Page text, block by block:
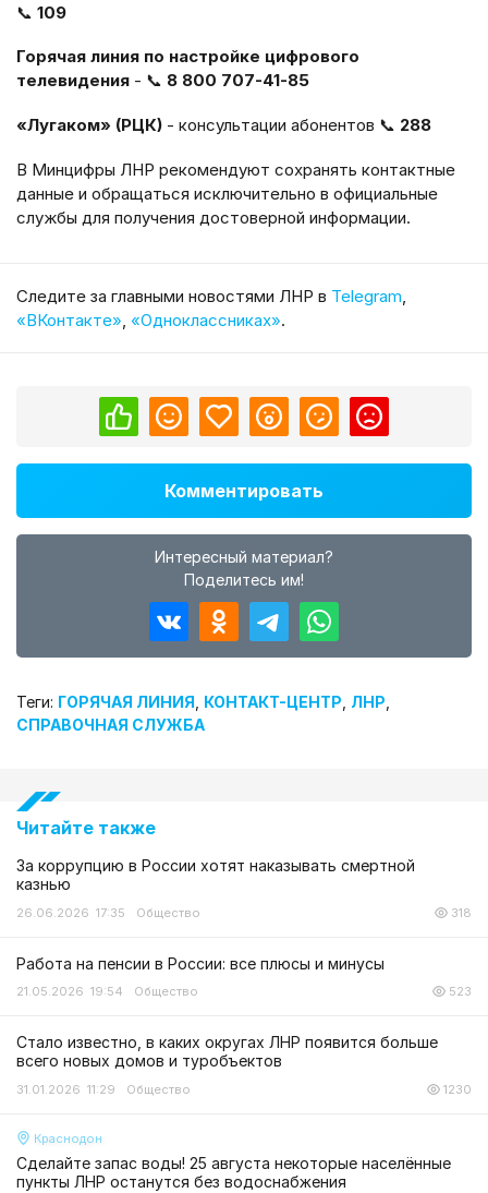
📞 109
Горячая линия по настройке цифрового
телевидения - 📞 8 800 707-41-85
«Лугаком» (РЦК) - консультации абонентов 📞 288
В Минцифры ЛНР рекомендуют сохранять контактные
данные и обращаться исключительно в официальные
службы для получения достоверной информации.
Cледите за главными новостями ЛНР в Telegram
«ВКонтакте» «Одноклассниках».
Комментировать
Интересный материал?
Поделитесь им!
Теги: ГОРЯЧАЯ ЛИНИЯ, КОНТАКТ-ЦЕНТР, ЛНР,
СПРАВОЧНАЯ СЛУЖБА
Читайте также
За коррупцию в России хотят наказывать смертной
казнью
26.06.2026 17:35 Общество 318
Работа на пенсии в России: все плюсы и минусы
21.05.2026 19:54 Общество 523
Стало известно, в каких округах ЛНР появится больше
всего новых домов и туробъектов
31.01.2026 11:29 Общество 1230
Краснодон
Сделайте запас воды! 25 августа некоторые населённые
пункты ЛНР останутся без водоснабжения